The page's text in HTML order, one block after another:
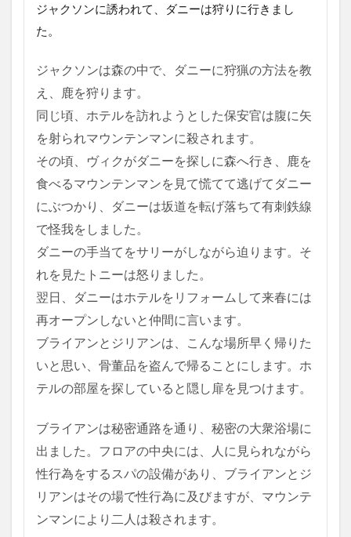
ジャクソンに誘われて、ダニーは狩りに行きまし
た。
ジャクソンは森の中で、ダニーに狩猟の方法を教
え、鹿を狩ります。
同じ頃、ホテルを訪れようとした保安官は腹に矢
を射られマウンテンマンに殺されます。
その頃、ヴィクがダニーを探しに森へ行き、鹿を
食べるマウンテンマンを見て慌てて逃げてダニー
にぶつかり、ダニーは坂道を転げ落ちて有刺鉄線
で怪我をしました。
ダニーの手当てをサリーがしながら迫ります。そ
れを見たトニーは怒りました。
翌日、ダニーはホテルをリフォームして来春には
再オープンしないと仲間に言います。
ブライアンとジリアンは、こんな場所早く帰りた
いと思い、骨董品を盗んで帰ることにします。ホ
テルの部屋を探していると 隠し扉を見つけます。
ブライアンは秘密通路を通り、秘密の大衆浴場に
出ました。フロアの中央には、人に見られながら
性行為をするスパの設備があり、ブライアンとジ
リアンはその場で性行為に及びますが、マウンテ
ンマンにより二人は殺されます。